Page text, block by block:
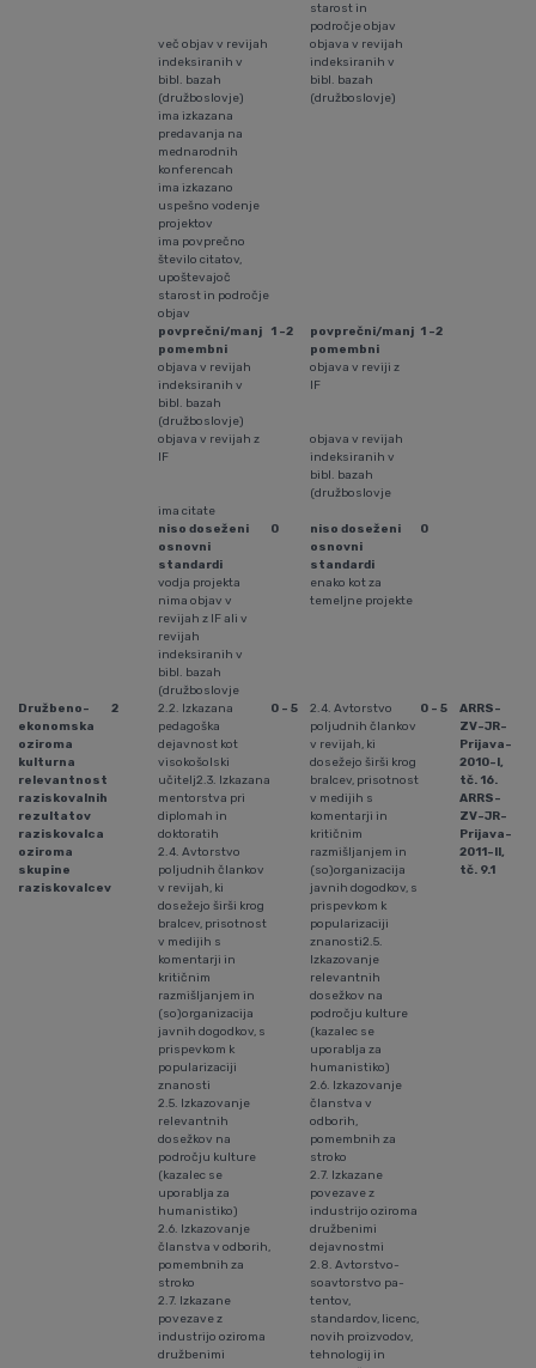
starost in
področje objav
več objav v revijah
indeksiranih v
bibl. bazah
(družboslovje)
objava v revijah
indeksiranih v
bibl. bazah
(družboslovje)
ima izkazana
predavanja na
mednarodnih
konferencah
ima izkazano
uspešno vodenje
projektov
ima povprečno
število citatov,
upoštevajoč
starost in področje
objav
povprečni/manj
pomembni
1 -2
povprečni/manj
pomembni
1 -2
objava v revijah
indeksiranih v
bibl. bazah
(družboslovje)
objava v reviji z
IF
objava v revijah z
IF
objava v revijah
indeksiranih v
bibl. bazah
(družboslovje
ima citate
niso doseženi
osnovni
standardi
0
niso doseženi
osnovni
standardi
0
vodja projekta
nima objav v
revijah z IF ali v
revijah
indeksiranih v
bibl. bazah
(družboslovje
enako kot za
temeljne projekte
Družbeno-
ekonomska
oziroma
kulturna
relevantnost
raziskovalnih
rezultatov
raziskovalca
oziroma
skupine
raziskovalcev
2
2.2. Izkazana
pedagoška
dejavnost kot
visokošolski
učitelj2.3. Izkazana
mentorstva pri
diplomah in
doktoratih
2.4. Avtorstvo
poljudnih člankov
v revijah, ki
dosežejo širši krog
bralcev, prisotnost
v medijih s
komentarji in
kritičnim
razmišljanjem in
(so)organizacija
javnih dogodkov, s
prispevkom k
popularizaciji
znanosti
2.5. Izkazovanje
relevantnih
dosežkov na
področju kulture
(kazalec se
uporablja za
humanistiko)
2.6. Izkazovanje
članstva v odborih,
pomembnih za
stroko
2.7. Izkazane
povezave z
industrijo oziroma
družbenimi
0 - 5
2.4. Avtorstvo
poljudnih člankov
v revijah, ki
dosežejo širši krog
bralcev, prisotnost
v medijih s
komentarji in
kritičnim
razmišljanjem in
(so)organizacija
javnih dogodkov, s
prispevkom k
popularizaciji
znanosti2.5.
Izkazovanje
relevantnih
dosežkov na
področju kulture
(kazalec se
uporablja za
humanistiko)
2.6. Izkazovanje
članstva v
odborih,
pomembnih za
stroko
2.7. Izkazane
povezave z
industrijo oziroma
družbenimi
dejavnostmi
2.8. Avtorstvo-
soavtorstvo pa­
ten­tov,
standardov, licenc,
novih pro­iz­vodov,
tehnologij in
0 - 5
ARRS-
ZV-JR-
Prijava-
2010-I,
tč. 16.
ARRS-
ZV-JR-
Prijava-
2011-II,
tč. 9.1